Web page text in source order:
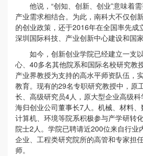
他说，“创知、创新、创业”意味着
产业需求相结合。为此，南科大不仅创
的创业政策，还于2016年在全国率先成
深圳国际科技、产业创新中心建设和国家
如今，创新创业学院已经建立一支
心、40多名其他院系和国际名校研究教
产业界教授为支持的高水平师资队伍，
教育。现有的29名专职研究教授中，原
长、高级研究员4人，原大型企业高级科
海归创业公司董事长7人。机械、材料、
计算机、环境等院系积极参与产学研转
院士2人。学院已聘请近200位来自行业
企业、工程类研究院所的高管和专家担
师。